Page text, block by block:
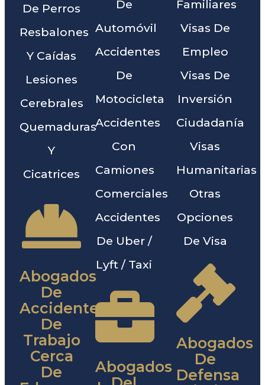
De Perros
Resbalones
Y Caídas
Lesiones
Cerebrales
Quemaduras
Y
Cicatrices
Abogados
De
Accidentes
De
Trabajo
Cerca
De
De
Automóvil
Accidentes
De
Motocicleta
Accidentes
Con
Camiones
Comerciales
Accidentes
De Uber /
Lyft / Taxi
Abogados
Familiares
Visas De
Empleo
Visas De
Inversión
Ciudadanía
Visas
Humanitarias
Otras
Opciones
De Visa
Abogados
De
Defensa